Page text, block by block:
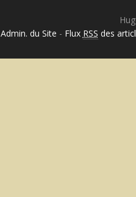
Admin. du Site - Flux RSS des